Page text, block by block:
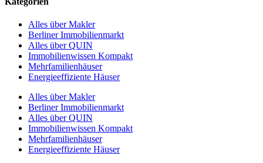
Alles über Makler
Berliner Immobilienmarkt
Alles über QUIN
Immobilienwissen Kompakt
Mehrfamilienhäuser
Energieeffiziente Häuser
Alles über Makler
Berliner Immobilienmarkt
Alles über QUIN
Immobilienwissen Kompakt
Mehrfamilienhäuser
Energieeffiziente Häuser